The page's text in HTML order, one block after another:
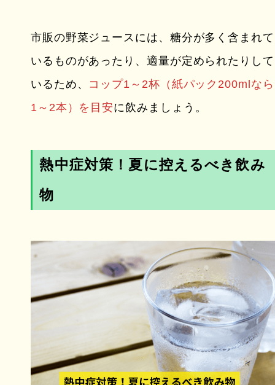
市販の野菜ジュースには、糖分が多く含まれて
いるものがあったり、適量が定められたりして
いるため、 コップ1～2杯（紙パック200mlなら
1～2本）を目安に飲みましょう。
熱中症対策！夏に控えるべき飲み
物